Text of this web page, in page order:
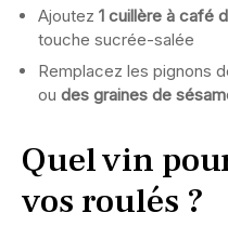
Ajoutez 1 cuillère à café
touche sucrée-salée
Remplacez les pignons
ou des graines de
Quel vin
vos roulés ?